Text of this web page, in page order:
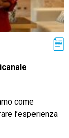
come
l’esperienza